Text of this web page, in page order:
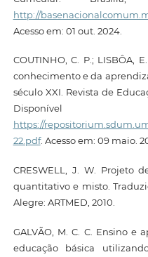
http://
Acesso em: 01 out. 2024.
COUTINHO, C. P.; LISBÔA,
conhecimento e da
século XXI. Revista de
https://
22.pdf. Acesso em: 09 maio.
CRESWELL, J. W. Projeto
quantitativo e misto.
Alegre: ARTMED, 2010.
GALVÃO, M. C. C. Ensino
educação básica